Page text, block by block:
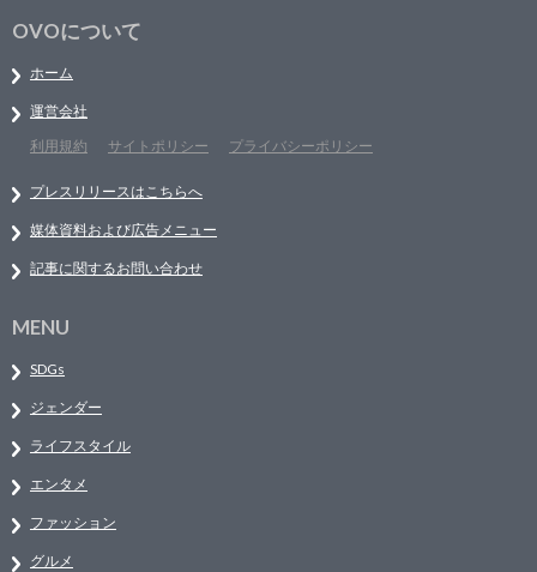
OVOについて
ホーム
運営会社
利用規約
サイトポリシー プライバシーポリシー
プレスリリースはこちらへ
媒体資料および広告メニュー
記事に関するお問い合わせ
MENU
SDGs
ジェンダー
ライフスタイル
エンタメ
ファッション
グルメ